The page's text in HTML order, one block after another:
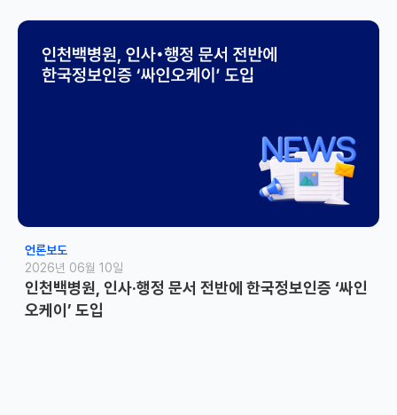
언론보도
2026년 06월 10일
인천백병원, 인사·행정 문서 전반에 한국정보인증 ‘싸인
오케이’ 도입